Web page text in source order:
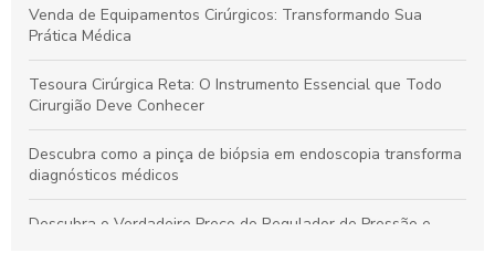
Venda de Equipamentos Cirúrgicos: Transformando Sua
Prática Médica
Tesoura Cirúrgica Reta: O Instrumento Essencial que Todo
Cirurgião Deve Conhecer
Descubra como a pinça de biópsia em endoscopia transforma
diagnósticos médicos
Descubra o Verdadeiro Preço do Regulador de Pressão e